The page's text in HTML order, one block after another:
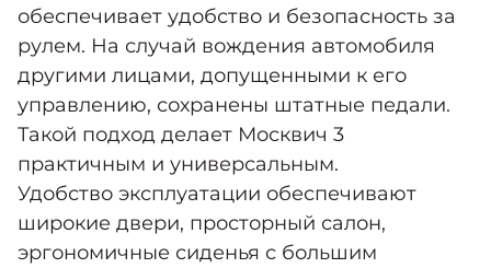
обеспечивает удобство и безопасность за
рулем. На случай вождения автомобиля
другими лицами, допущенными к его
управлению, сохранены штатные педали.
Такой подход делает Москвич 3
практичным и универсальным.
Удобство эксплуатации обеспечивают
широкие двери, просторный салон,
эргономичные сиденья с большим